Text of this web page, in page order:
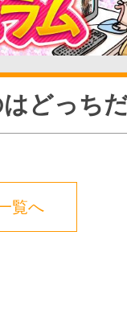
どっち
覧へ